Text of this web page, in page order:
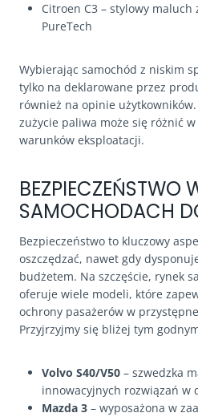
Citroen C3 – stylowy
PureTech
Wybierając samochód z niskim
tylko na deklarowane przez
również na opinie
zużycie paliwa może się różnić
warunków eksploatacji.
BEZPIECZEŃSTWO
SAMOCHODACH
Bezpieczeństwo to kluczowy
oszczędzać, nawet gdy
budżetem. Na szczęście, rynek
oferuje wiele modeli, które
ochrony pasażerów w
Przyjrzyjmy się bliżej tym
Volvo S40/V50 – szwedzka
innowacyjnych rozwiązań w
Mazda 3 – wyposażona w